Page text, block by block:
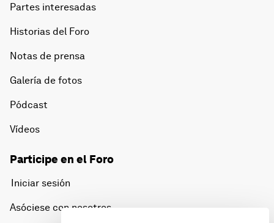
Partes interesadas
Historias del Foro
Notas de prensa
Galería de fotos
Pódcast
Vídeos
Participe en el Foro
Iniciar sesión
Asóciese con nosotros